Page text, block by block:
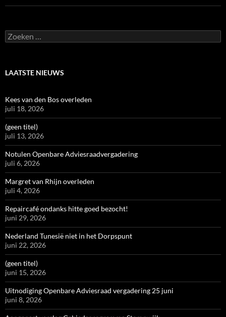
Zoeken
naar:
LAATSTE NIEUWS
Kees van den Bos overleden
juli 18, 2026
(geen titel)
juli 13, 2026
Notulen Openbare Adviesraadvergadering
juli 6, 2026
Margret van Rhijn overleden
juli 4, 2026
Repaircafé ondanks hitte goed bezocht!
juni 29, 2026
Nederland Tunesië niet in het Dorpspunt
juni 22, 2026
(geen titel)
juni 15, 2026
Uitnodiging Openbare Adviesraad vergadering 25 juni
juni 8, 2026